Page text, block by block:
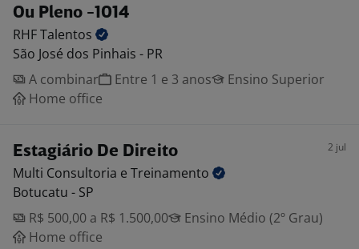
Ou Pleno -1014
RHFTalentos
São José dos Pinhais - PR
A combinar
Entre 1 e 3 anos
Ensino Superior
Home office
Estagiário De Direito 2 jul
Multi Consultoria e Treinamento
Botucatu - SP
R$ 500,00 a R$ 1.500,00
Ensino Médio (2º Grau)
Home office